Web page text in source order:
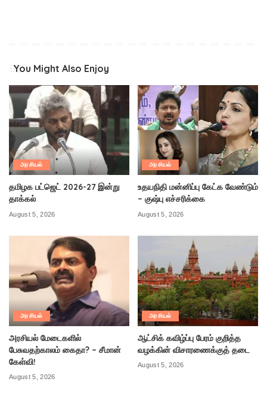
You Might Also Enjoy
அரசியல்
தமிழக பட்ஜெட் 2026-27 இன்று
தாக்கல்
August 5, 2026
அரசியல்
உதயநிதி மன்னிப்பு கேட்க வேண்டும்
– குஷ்பு எச்சரிக்கை
August 5, 2026
அரசியல்
அரசியல் மேடைகளில்
பேசுவதற்காலம் கைதா? – சீமான்
கேள்வி!
August 5, 2026
அரசியல்
ஆட்சிக் கவிழ்ப்பு பேரம் குறித்த
வழக்கின் விசாரணைக்குத் தடை
August 5, 2026